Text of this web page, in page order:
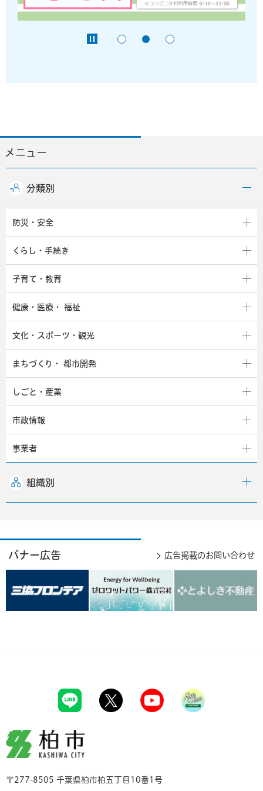
メニュー
分類別
防災・安全
くらし・手続き
子育て・教育
健康・医療・ 福祉
文化・スポーツ・観光
まちづくり・ 都市開発
しごと・産業
市政情報
事業者
組織別
バナー広告 広告掲載のお問い合わせ
柏市
〒277-8505 千葉県柏市柏五丁目10番1号